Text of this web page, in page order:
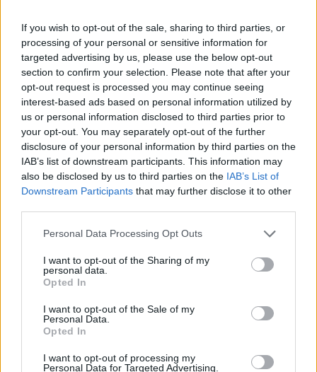
If you wish to opt-out of the sale, sharing to third parties, or
processing of your personal or sensitive information for
targeted advertising by us, please use the below opt-out
section to confirm your selection. Please note that after your
opt-out request is processed you may continue seeing
interest-based ads based on personal information utilized by
us or personal information disclosed to third parties prior to
your opt-out. You may separately opt-out of the further
disclosure of your personal information by third parties on the
IAB’s list of downstream participants. This information may
also be disclosed by us to third parties on the IAB’s List of
Downstream Participants that may further disclose it to other
Please note that this website/app uses one or more Google
not limited to your visit or usage behaviour. You may click to
grant or deny consent to Google and its third-party tags to
use your data for below specified purposes in below Google
consent section.
Personal Data Processing Opt Outs
I want to opt-out of the Sharing of my
personal data.
Opted In
I want to opt-out of the Sale of my
Personal Data.
Opted In
I want to opt-out of processing my
Personal Data for Targeted Advertising.